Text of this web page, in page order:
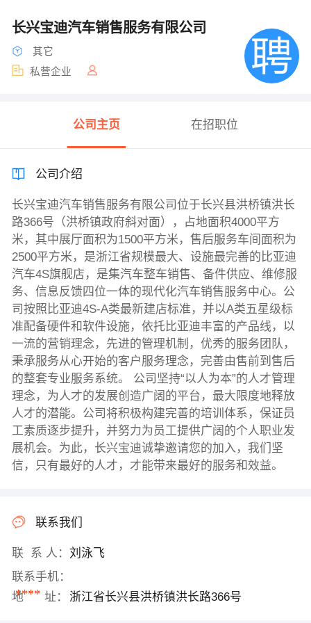
长兴宝迪汽车销售服务有限公司
其它
私营企业
公司主页 在招职位
公司介绍
长兴宝迪汽车销售服务有限公司位于长兴县洪桥镇洪长
路366号（洪桥镇政府斜对面），占地面积4000平方
米，其中展厅面积为1500平方米，售后服务车间面积为
2500平方米，是浙江省规模最大、设施最完善的比亚迪
汽车4S旗舰店，是集汽车整车销售、备件供应、维修服
务、信息反馈四位一体的现代化汽车销售服务中心。公
司按照比亚迪4S-A类最新建店标准，并以A类五星级标
准配备硬件和软件设施，依托比亚迪丰富的产品线，以
一流的营销理念，先进的管理机制，优秀的服务团队，
秉承服务从心开始的客户服务理念，完善由售前到售后
的整套专业服务系统。 公司坚持“以人为本”的人才管理
理念，为人才的发展创造广阔的平台，最大限度地释放
人才的潜能。公司将积极构建完善的培训体系，保证员
工素质逐步提升，并努力为员工提供广阔的个人职业发
展机会。为此，长兴宝迪诚挚邀请您的加入，我们坚
信，只有最好的人才，才能带来最好的服务和效益。
联系我们
联 系 人： 刘泳飞
联系手机：
****
地 址： 浙江省长兴县洪桥镇洪长路366号